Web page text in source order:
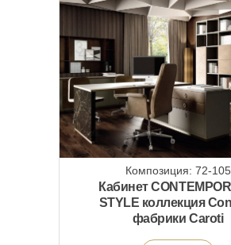
Композиция: 72-105
Кабинет
STYLE коллекция
фабрики Caroti